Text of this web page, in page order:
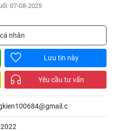
07-08-2025
nhân
Lưu tin này
Yêu cầu tư vấn